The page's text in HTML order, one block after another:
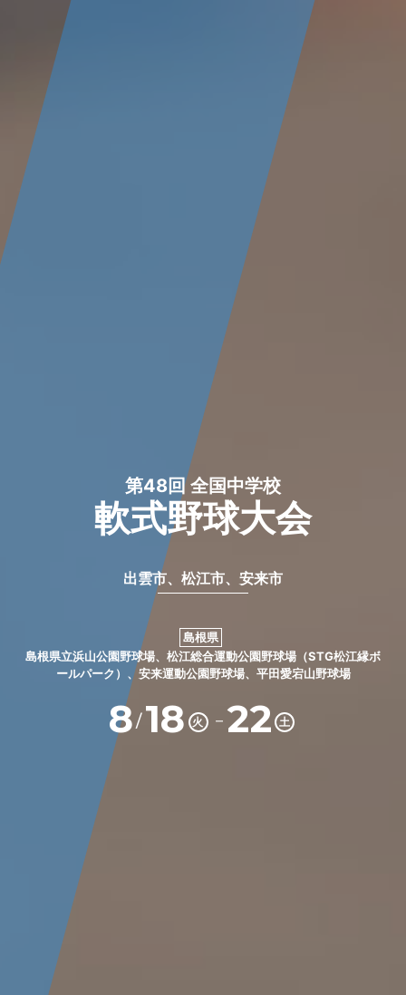
第48回 全国中学校
軟式野球大会
出雲市、松江市、安来市
島根県
島根県立浜山公園野球場、松江総合運動公園野球場（STG松江縁ボ
ールパーク）、安来運動公園野球場、平田愛宕山野球場
8/18 火 － 22 土